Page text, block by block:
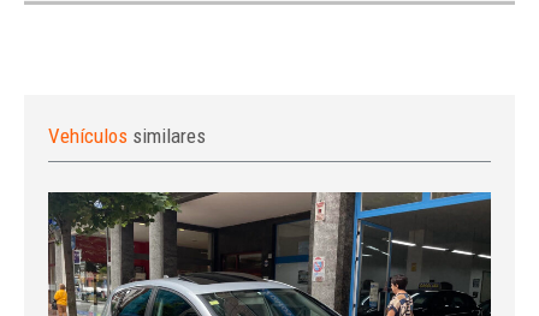
Vehículos similares